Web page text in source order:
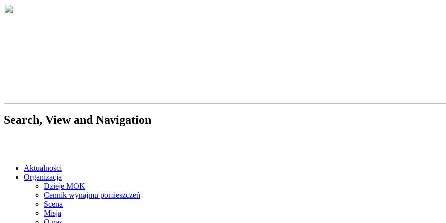
Search, View and Navigation
Aktualności
Organizacja
Dzieje MOK
Cennik wynajmu pomieszczeń
Scena
Misja